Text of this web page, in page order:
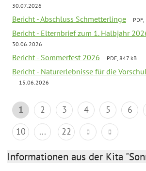
30.07.2026
Bericht - Abschluss Schmetterlinge
Bericht - Elternbrief zum 1. Halbjahr
30.06.2026
Bericht - Sommerfest 2026 PDF, 847 kB
Bericht - Naturerlebnisse für die
15.06.2026
1 2 3 4 5 6
10
... 22
Informationen aus der Kita